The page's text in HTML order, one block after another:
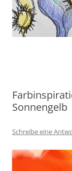
Sonnengelb
Schreibe eine